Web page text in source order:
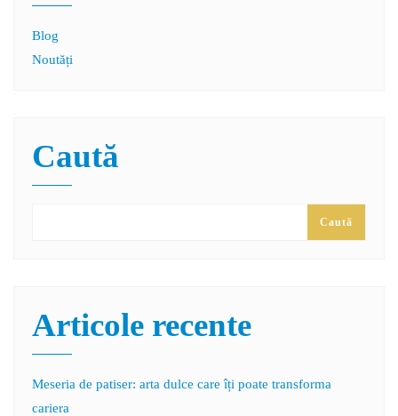
Blog
Noutăți
Caută
Caută
Articole recente
Meseria de patiser: arta dulce care îți poate transforma
cariera